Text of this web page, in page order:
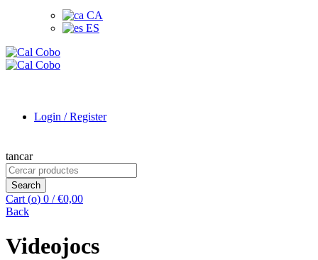
CA
ES
Login / Register
tancar
Search
for:
Search
Cart (o) 0 / €0,00
Back
Videojocs